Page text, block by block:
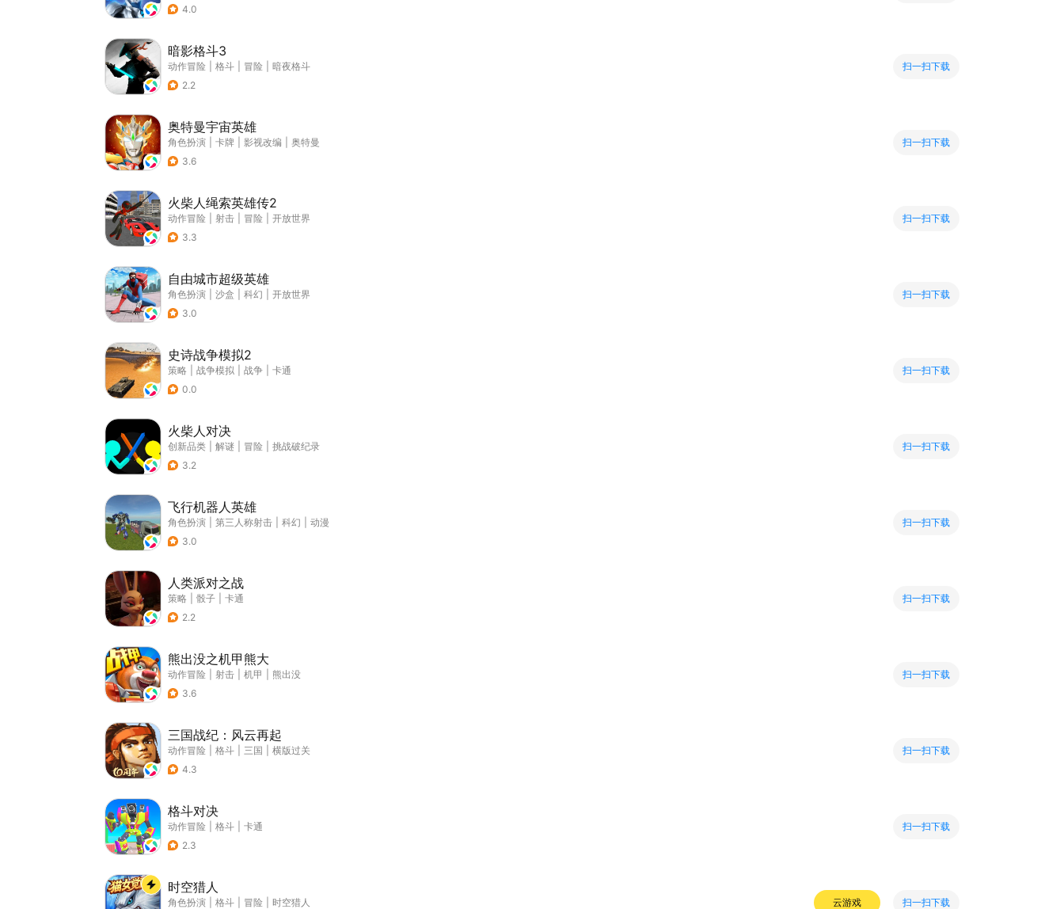
4.0
暗影格斗3
动作冒险 格斗 冒险
暗夜格斗
2.2
扫一扫下载
奥特曼宇宙英雄
角色扮演 卡牌 影视改编
奥特曼
3.6
扫一扫下载
火柴人绳索英雄传2
动作冒险 射击 冒险
开放世界
3.3
扫一扫下载
自由城市超级英雄
角色扮演 沙盒 科幻
开放世界
3.0
扫一扫下载
史诗战争模拟2
策略 战争模拟 战争
卡通
0.0
扫一扫下载
火柴人对决
创新品类 解谜 冒险
挑战破纪录
3.2
扫一扫下载
飞行机器人英雄
角色扮演 第三人称射击 科幻
动漫
3.0
扫一扫下载
人类派对之战
策略 骰子
卡通
2.2
扫一扫下载
熊出没之机甲熊大
动作冒险 射击 机甲
熊出没
3.6
扫一扫下载
三国战纪：风云再起
动作冒险 格斗 三国
横版过关
4.3
扫一扫下载
格斗对决
动作冒险 格斗
卡通
2.3
扫一扫下载
时空猎人
角色扮演 格斗 冒险
时空猎人
云游戏 扫一扫下载